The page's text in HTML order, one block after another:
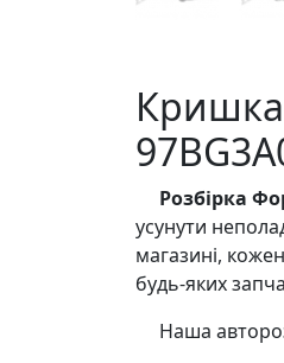
Кришка
Розбірка
усунути
магазині,
будь-яких
Наша